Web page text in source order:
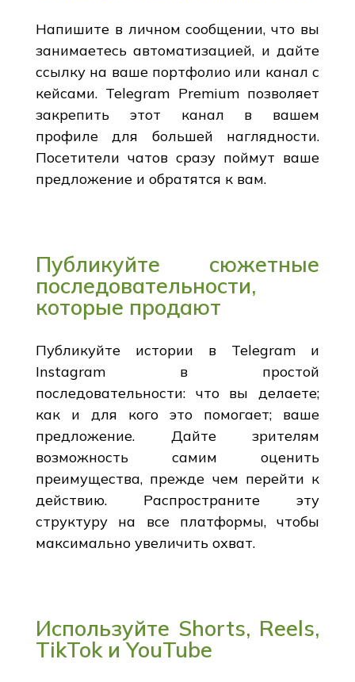
Напишите в личном сообщении, что вы
занимаетесь автоматизацией, и дайте
ссылку на ваше портфолио или канал с
кейсами. Telegram Premium позволяет
закрепить этот канал в вашем
профиле для большей наглядности.
Посетители чатов сразу поймут ваше
предложение и обратятся к вам.
Публикуйте сюжетные
последовательности,
которые продают
Публикуйте истории в Telegram и
Instagram в простой
последовательности: что вы делаете;
как и для кого это помогает; ваше
предложение. Дайте зрителям
возможность самим оценить
преимущества, прежде чем перейти к
действию. Распространите эту
структуру на все платформы, чтобы
максимально увеличить охват.
Используйте Shorts, Reels,
TikTok и YouTube